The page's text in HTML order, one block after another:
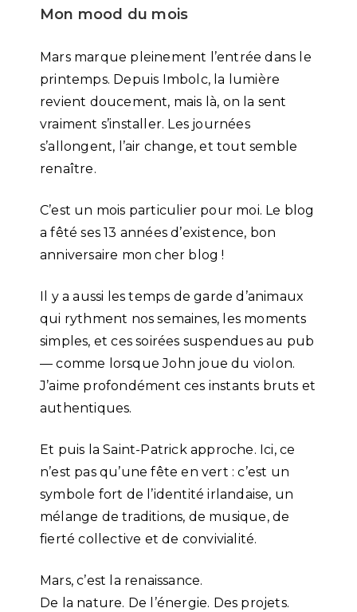
Mon mood du mois
Mars marque pleinement l’entrée dans le
printemps. Depuis Imbolc, la lumière
revient doucement, mais là, on la sent
vraiment s’installer. Les journées
s’allongent, l’air change, et tout semble
renaître.
C’est un mois particulier pour moi. Le blog
a fêté ses 13 années d’existence, bon
anniversaire mon cher blog !
Il y a aussi les temps de garde d’animaux
qui rythment nos semaines, les moments
simples, et ces soirées suspendues au pub
— comme lorsque John joue du violon.
J’aime profondément ces instants bruts et
authentiques.
Et puis la Saint-Patrick approche. Ici, ce
n’est pas qu’une fête en vert : c’est un
symbole fort de l’identité irlandaise, un
mélange de traditions, de musique, de
fierté collective et de convivialité.
Mars, c’est la renaissance.
De la nature. De l’énergie. Des projets.